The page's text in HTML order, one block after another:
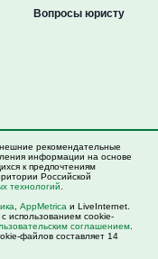
Вопросы юристу
рекомендательные
информации на основе
к предпочтениям
Российской
технологий
AppMetrica и LiveInternet.
использованием cookie-
соглашением
файлов составляет 14